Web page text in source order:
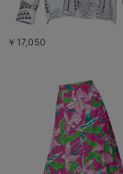
￥17,050